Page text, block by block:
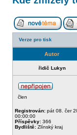
Verze pro tisk
Autor
řidič Lukyn
člen
Registrován: pát 08. čer
00:00:00
Příspěvky: 366
Bydliště: Zlínský kraj